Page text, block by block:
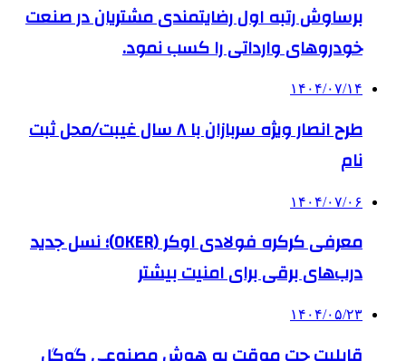
برساوش رتبه اول رضایتمندی مشتریان در صنعت
خودروهای وارداتی را کسب نمود.
۱۴۰۴/۰۷/۱۴
طرح انصار ویژه سربازان با ۸ سال غیبت/محل ثبت
نام
۱۴۰۴/۰۷/۰۶
معرفی کرکره فولادی اوکر (OKER)؛ نسل جدید
درب‌های برقی برای امنیت بیشتر
۱۴۰۴/۰۵/۲۳